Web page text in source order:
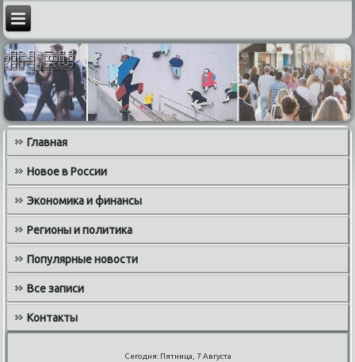
Главная
Новое в России
Экономика и финансы
Регионы и политика
Популярные новости
Все записи
Контакты
Сегодня: Пятница, 7 Августа